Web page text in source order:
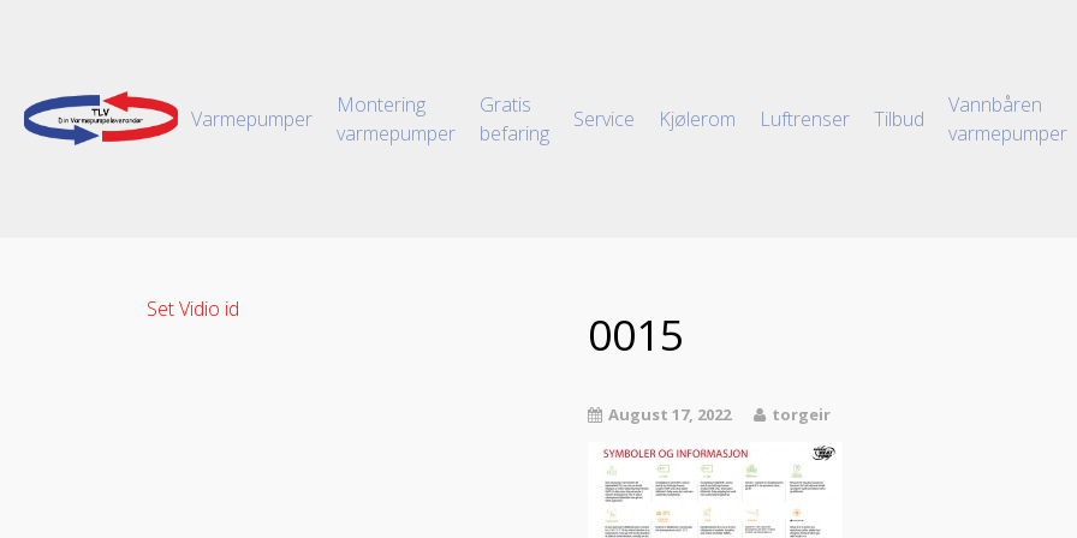
Varmepumper
Montering
varmepumper
Gratis
befaring
Service Kjølerom Luftrenser Tilbud
Vannbåren
varmepumper
0015
August 17, 2022 torgeir
Set Vidio id